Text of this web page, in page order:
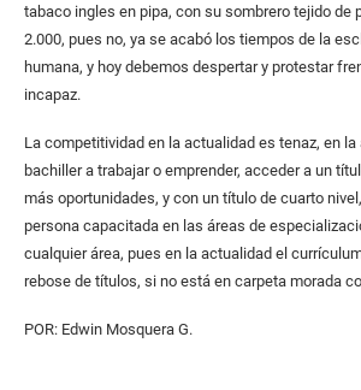
tabaco ingles en pipa, con su sombrero tejido de
2.000, pues no, ya se acabó los tiempos de la
humana, y hoy debemos despertar y protestar
incapaz.
La competitividad en la actualidad es tenaz, en
bachiller a trabajar o emprender, acceder a un
más oportunidades, y con un título de cuarto
persona capacitada en las áreas de
cualquier área, pues en la actualidad el
rebose de títulos, si no está en carpeta morada
POR: Edwin Mosquera G.